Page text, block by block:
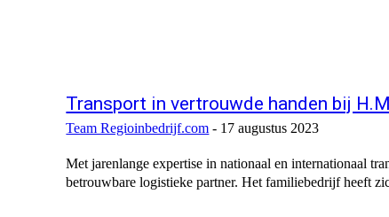
Transport in vertrouwde handen bij
Team Regioinbedrijf.com - 17 augustus 2023
Met jarenlange expertise in nationaal en internationaal
betrouwbare logistieke partner. Het familiebedrijf heeft